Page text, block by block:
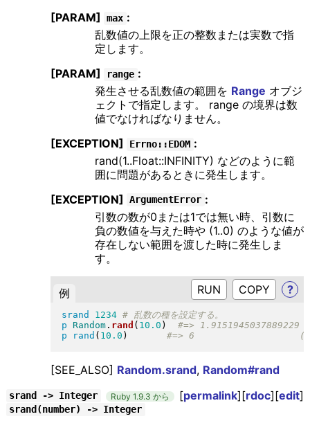
[PARAM] max :
乱数値の上限を正の整数または実数で指
定します。
[PARAM]
range :
発生させる乱数値の範囲を Range オブジ
ェクトで指定します。 range の境界は数
値でなければなりません。
[EXCEPTION]
Errno::EDOM :
rand(1..Float::INFINITY) などのように範
囲に問題があるときに発生します。
[EXCEPTION]
ArgumentError :
引数の数が0または1では無い時、引数に
負の数値を与えた時や (1..0) のような値が
存在しない範囲を渡した時に発生しま
す。
例 RUN ?
srand 1234
p
Random. rand ( 10.0 )
p
rand ( 10.0 )
[SEE_ALSO] Random.srand, Random#rand
srand -> Integer Ruby 1.9.3 から [permalink][rdoc][edit]
srand(number) -> Integer